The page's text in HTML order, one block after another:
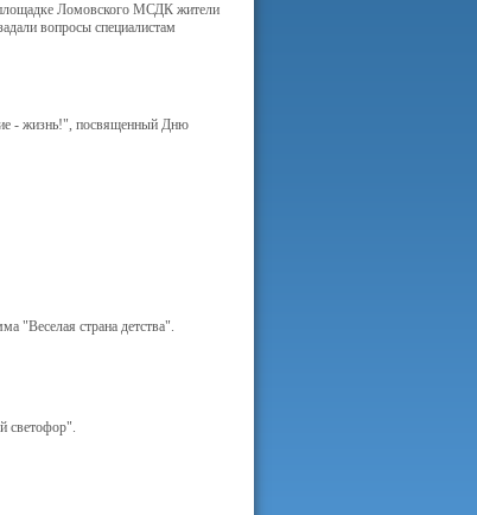
площадке Ломовского МСДК жители
вопросы специалистам
- жизнь!", посвященный Дню
"Веселая страна детства".
светофор".